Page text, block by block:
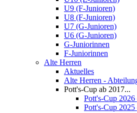
U9 (F-Junioren)
U8 (F-Junioren)
U7 (G-Junioren)
U6 (G-Junioren)
G-Juniorinnen
F-Juniorinnen
Alte Herren
Aktuelles
Alte Herren -
Pott's-Cup ab 2017...
Pott's-Cup
Pott's-Cup